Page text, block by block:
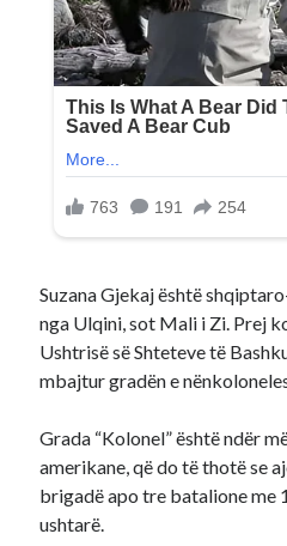
Suzana Gjekaj është
nga Ulqini, sot Mali i Zi. Prej
Ushtrisë së Shteteve të
mbajtur gradën e
Grada “Kolonel” është ndër
amerikane, që do të thotë se
brigadë apo tre batalione me
ushtarë.